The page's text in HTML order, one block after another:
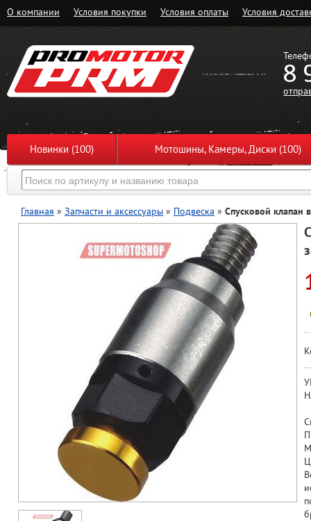
О компании Условия покупки Условия оплаты Условия
8
Новинки (100) Мотошины, Камеры, Диски (100)
Главная » Запчасти и аксессуары » Подвеска » Спусковой клапан